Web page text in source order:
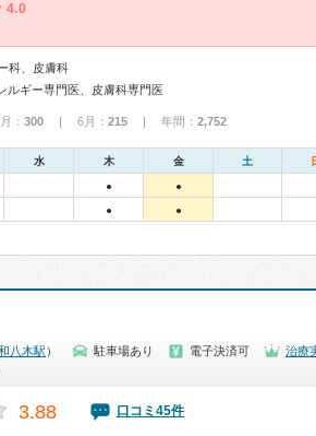
4.0
科、皮膚科
ルギー専門医、皮膚科専門医
： 300 | 6月： 215 | 年間： 2,752
水 木 金 土
● ●
● ●
八木駅 ） 駐車場あり 電子決済可
治療
3.88 口コミ45件